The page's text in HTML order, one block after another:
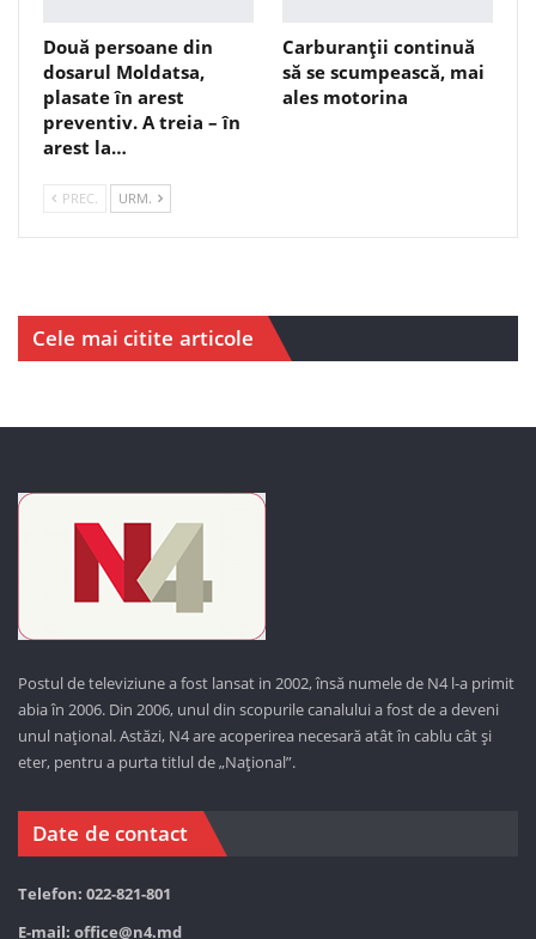
Două persoane din
dosarul Moldatsa,
plasate în arest
preventiv. A treia – în
arest la…
Carburanții continuă
să se scumpească, mai
ales motorina
PREC. URM.
Cele mai citite articole
Postul de televiziune a fost lansat in 2002, însă numele de N4 l-a primit
abia în 2006. Din 2006, unul din scopurile canalului a fost de a deveni
unul național. Astăzi, N4 are acoperirea necesară atât în cablu cât și
eter, pentru a purta titlul de „Național”.
Date de contact
Telefon: 022-821-801
E-mail: office@n4.md